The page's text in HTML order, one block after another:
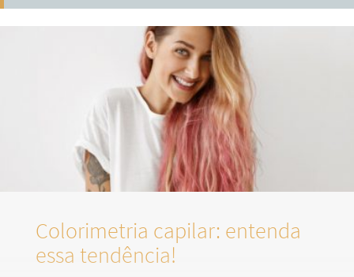
Colorimetria capilar: entenda
essa tendência!